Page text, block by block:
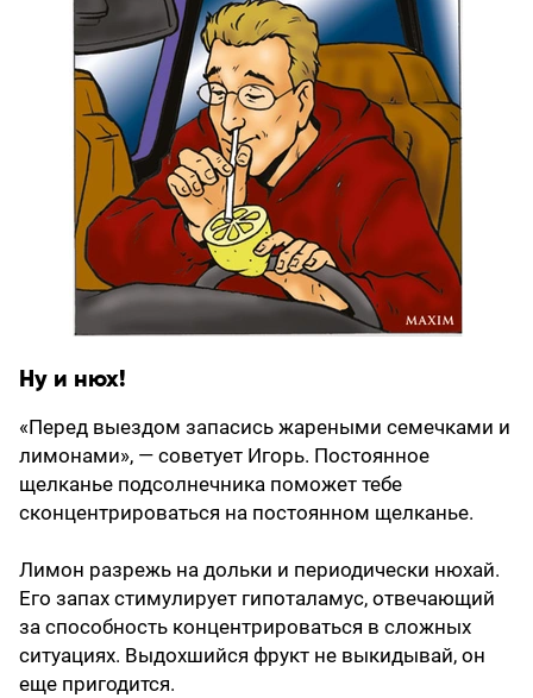
Ну и нюх!
«Перед выездом запасись жареными семечками и
лимонами», — советует Игорь. Постоянное
щелканье подсолнечника поможет тебе
сконцентрироваться на постоянном щелканье.
Лимон разрежь на дольки и периодически нюхай.
Его запах стимулирует гипоталамус, отвечающий
за способность концентрироваться в сложных
ситуациях. Выдохшийся фрукт не выкидывай, он
еще пригодится.